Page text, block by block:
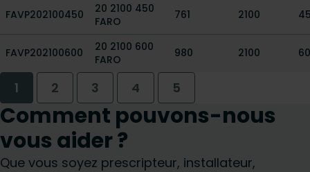
FAVP202100450
20 2100 450
FARO
761 2100
FAVP202100600
20 2100 600
FARO
980 2100
1 2 3 4 5
Comment pouvons-nous
vous aider ?
Que vous soyez prescripteur, installateur,